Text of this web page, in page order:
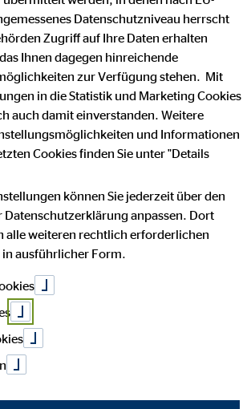
Kund*innen auf dem Weg zur
Mit Empathie und umfassender
Menschen, ihre Wünsche, Träume und
für einen Karrierestart
und deiner Leistung ab –
persönlichen Merkmalen wie Alter,
oder bisheriger Erfahrung.
Risiko:
aktuellen Job zu kündigen. Flexibel
ob als Nebenjob, Berufsanfänger oder
Der Innendienst aus Köln sorgt im
für Administration und Koordination.
mit Sinn:Als OVB Berater*in bist du der
Datenschutzniveau herrscht
Zugriff auf Ihre Daten erhalten
Ihnen dagegen hinreichende
zur Verfügung stehen. Mit
in die Statistik und Marketing Cookies
auch damit einverstanden. Weitere
und Informationen
Cookies finden Sie unter "Details
können Sie jederzeit über den
Datenschutzerklärung anpassen. Dort
alle weiteren rechtlich erforderlichen
ausführlicher Form.